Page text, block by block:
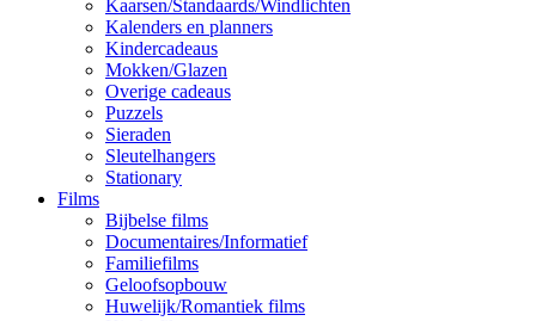
Kaarsen/Standaards/Windlichten
Kalenders en planners
Kindercadeaus
Mokken/Glazen
Overige cadeaus
Puzzels
Sieraden
Sleutelhangers
Stationary
Films
Bijbelse films
Documentaires/Informatief
Familiefilms
Geloofsopbouw
Huwelijk/Romantiek films